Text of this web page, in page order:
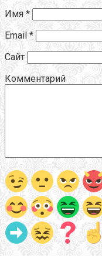
Имя *
Email *
Сайт
Комментарий